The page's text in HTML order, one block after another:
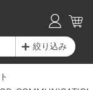
絞り込み